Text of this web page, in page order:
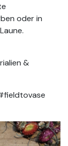
oder in
&